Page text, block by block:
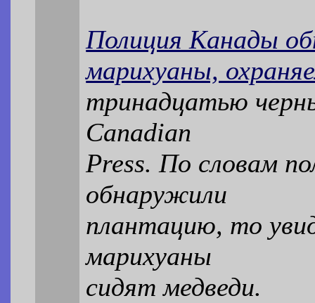
Полиция Канады
марихуаны,
тринадцатью
Canadian
Press. По словам
обнаружили
плантацию, то
марихуаны
сидят медведи.